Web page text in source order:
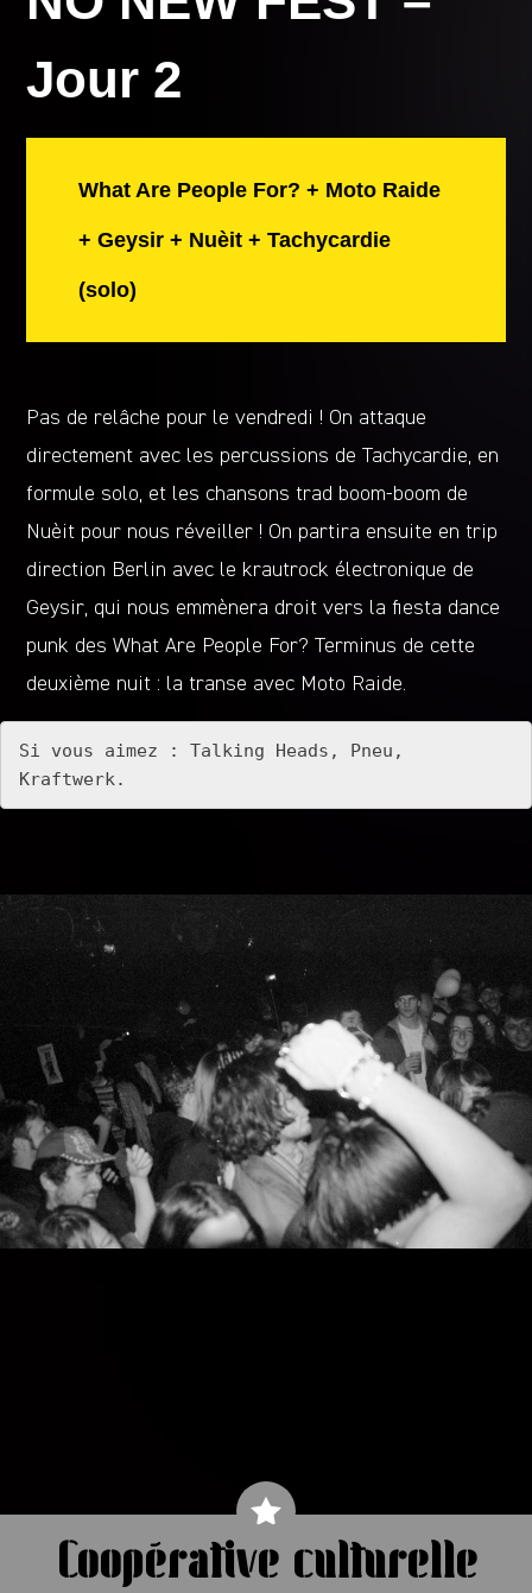
Jour 2
What Are People For? + Moto Raide
+ Geysir + Nuèit + Tachycardie
(solo)
Pas de relâche pour le vendredi ! On attaque
directement avec les percussions de Tachycardie, en
formule solo, et les chansons trad boom-boom de
Nuèit pour nous réveiller ! On partira ensuite en trip
direction Berlin avec le krautrock électronique de
Geysir, qui nous emmènera droit vers la fiesta dance
punk des What Are People For? Terminus de cette
deuxième nuit : la transe avec Moto Raide.
Si vous aimez : Talking Heads, Pneu,
Kraftwerk.
Coopérative culturelle